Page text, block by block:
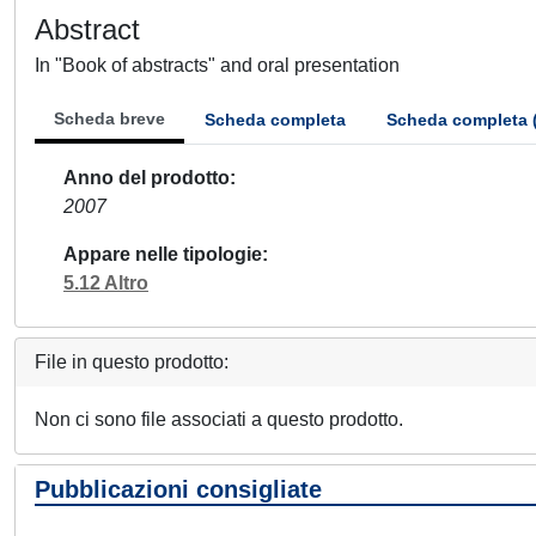
Abstract
In "Book of abstracts" and oral presentation
Scheda breve Scheda completa Scheda completa
Anno del prodotto
2007
Appare nelle tipologie
5.12 Altro
File in questo prodotto:
Non ci sono file associati a questo prodotto.
Pubblicazioni consigliate